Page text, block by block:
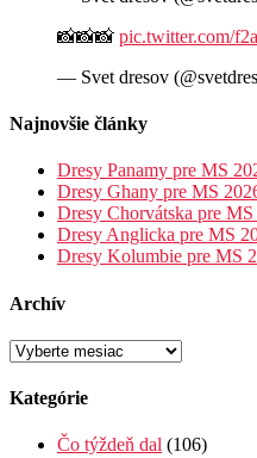
📸📸📸 pic.twitter.com/
— Svet dresov
Najnovšie články
Dresy Panamy pre MS
Dresy Ghany pre MS
Dresy Chorvátska pre
Dresy Anglicka pre MS
Dresy Kolumbie pre MS
Archív
Archív
Kategórie
Čo týždeň dal (106)